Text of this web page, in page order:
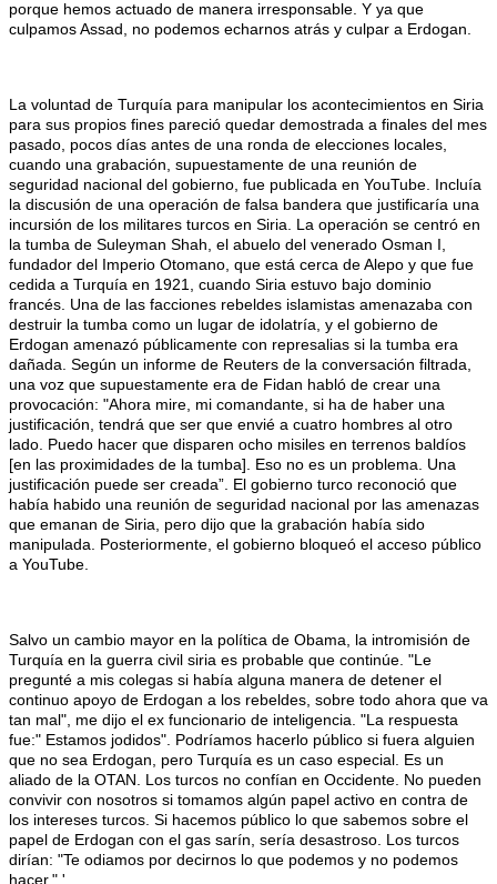
porque hemos actuado de manera irresponsable. Y ya que
culpamos Assad, no podemos echarnos atrás y culpar a Erdogan.
La voluntad de Turquía para manipular los acontecimientos en Siria
para sus propios fines pareció quedar demostrada a finales del mes
pasado, pocos días antes de una ronda de elecciones locales,
cuando una grabación, supuestamente de una reunión de
seguridad nacional del gobierno, fue publicada en YouTube. Incluía
la discusión de una operación de falsa bandera que justificaría una
incursión de los militares turcos en Siria. La operación se centró en
la tumba de Suleyman Shah, el abuelo del venerado Osman I,
fundador del Imperio Otomano, que está cerca de Alepo y que fue
cedida a Turquía en 1921, cuando Siria estuvo bajo dominio
francés. Una de las facciones rebeldes islamistas amenazaba con
destruir la tumba como un lugar de idolatría, y el gobierno de
Erdogan amenazó públicamente con represalias si la tumba era
dañada. Según un informe de Reuters de la conversación filtrada,
una voz que supuestamente era de Fidan habló de crear una
provocación: "Ahora mire, mi comandante, si ha de haber una
justificación, tendrá que ser que envié a cuatro hombres al otro
lado. Puedo hacer que disparen ocho misiles en terrenos baldíos
[en las proximidades de la tumba]. Eso no es un problema. Una
justificación puede ser creada”. El gobierno turco reconoció que
había habido una reunión de seguridad nacional por las amenazas
que emanan de Siria, pero dijo que la grabación había sido
manipulada. Posteriormente, el gobierno bloqueó el acceso público
a YouTube.
Salvo un cambio mayor en la política de Obama, la intromisión de
Turquía en la guerra civil siria es probable que continúe. "Le
pregunté a mis colegas si había alguna manera de detener el
continuo apoyo de Erdogan a los rebeldes, sobre todo ahora que va
tan mal", me dijo el ex funcionario de inteligencia. "La respuesta
fue:" Estamos jodidos". Podríamos hacerlo público si fuera alguien
que no sea Erdogan, pero Turquía es un caso especial. Es un
aliado de la OTAN. Los turcos no confían en Occidente. No pueden
convivir con nosotros si tomamos algún papel activo en contra de
los intereses turcos. Si hacemos público lo que sabemos sobre el
papel de Erdogan con el gas sarín, sería desastroso. Los turcos
dirían: "Te odiamos por decirnos lo que podemos y no podemos
hacer." '